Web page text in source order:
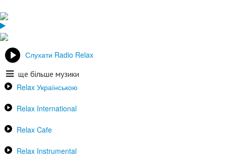
Слухати Radio Relax
ще більше музики
Relax Українською
Relax International
Relax Cafe
Relax Instrumental